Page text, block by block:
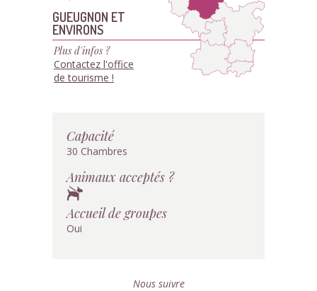
GUEUGNON ET
ENVIRONS
Plus d'infos ?
Contactez l'office
de tourisme !
Capacité
30 Chambres
Animaux acceptés ?
Accueil de groupes
Oui
Nous suivre